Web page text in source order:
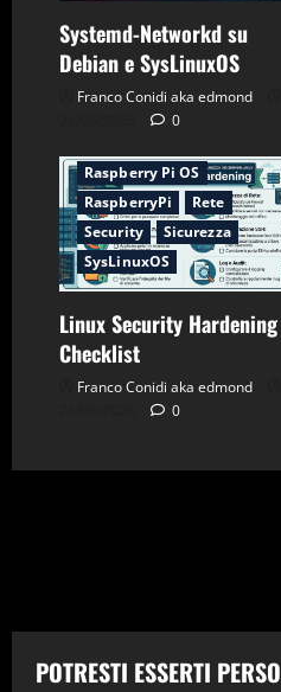
Systemd-Networkd su
Debian e SysLinuxOS
Franco Conidi aka edmond
0
Applicazioni
CentOS
Gnu-Linux
Raspberry Pi OS
RaspberryPi
Rete
Security
Sicurezza
SysLinuxOS
Linux Security Hardening
Checklist
Franco Conidi aka edmond
0
POTRESTI ESSERTI PERSO